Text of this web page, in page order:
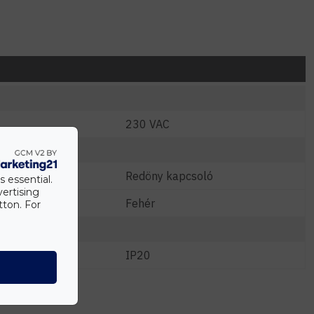
230 VAC
Redöny kapcsoló
Fehér
IP20
essential.
For